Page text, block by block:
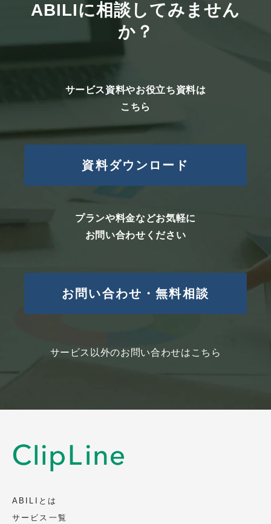
ABILIに相談してみません
か？
サービス資料やお役立ち資料は
こちら
資料ダウンロード
プランや料金などお気軽に
お問い合わせください
お問い合わせ・無料相談
サービス以外のお問い合わせはこちら
ABILIとは
サービス一覧